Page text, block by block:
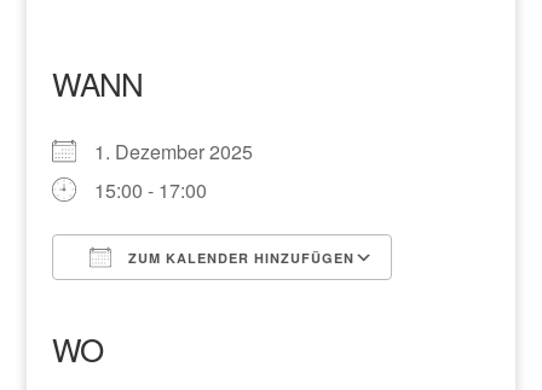
WANN
1. Dezember 2025
15:00 - 17:00
ZUM KALENDER HINZUFÜGEN
WO